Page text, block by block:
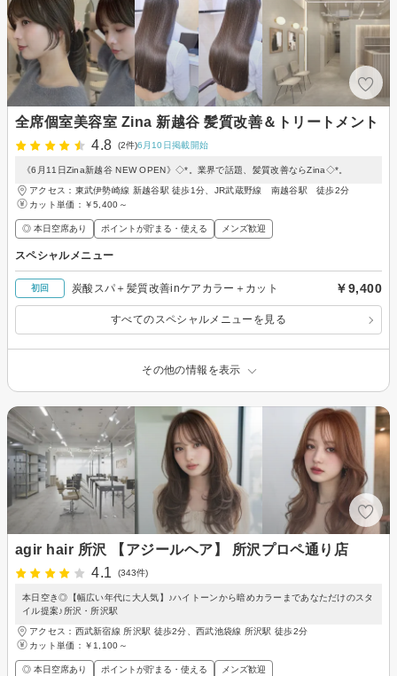
全席個室美容室 Zina 新越谷 髪質改善＆トリートメント
4.8
(2件)6月10日掲載開始
《6月11日Zina新越谷 NEW OPEN》◇*。業界で話題、髪質改善ならZina◇*。
アクセス：東武伊勢崎線 新越谷駅 徒歩1分、JR武蔵野線 南越谷駅 徒歩2分
カット単価： ￥5,400～
◎ 本日空席あり ポイントが貯まる・使える メンズ歓迎
スペシャルメニュー
初回 炭酸スパ＋髪質改善inケアカラー＋カット ￥9,400
すべてのスペシャルメニューを見る
その他の情報を表示
agir hair 所沢 【アジールヘア】 所沢プロペ通り店
4.1
(343件)
本日空き◎【幅広い年代に大人気】♪ハイトーンから暗めカラーまであなただけのスタ
イル提案♪所沢・所沢駅
アクセス：西武新宿線 所沢駅 徒歩2分、西武池袋線 所沢駅 徒歩2分
カット単価： ￥1,100～
◎ 本日空席あり ポイントが貯まる・使える メンズ歓迎